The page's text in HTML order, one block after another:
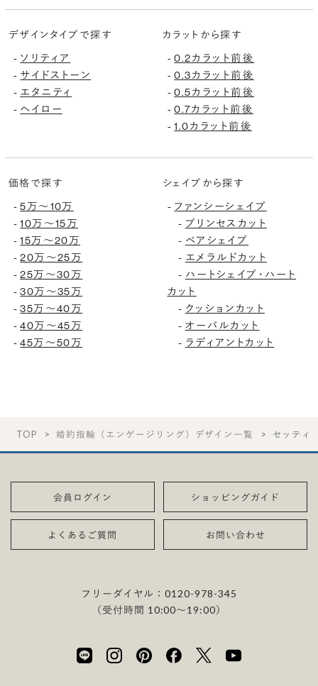
デザインタイプで探す
- ソリティア
- サイドストーン
- エタニティ
- ヘイロー
カラットから探す
-0.2カラット前後
-0.3カラット前後
-0.5カラット前後
-0.7カラット前後
-1.0カラット前後
価格で探す
-5万〜10万
-10万〜15万
-15万〜20万
-20万〜25万
-25万〜30万
-30万〜35万
-35万〜40万
-40万〜45万
-45万〜50万
シェイプから探す
- ファンシーシェイプ
- プリンセスカット
- ペアシェイプ
- エメラルドカット
- ハートシェイプ・ハート
カット
- クッションカット
- オーバルカット
- ラディアントカット
TOP 婚約指輪（エンゲージリング）デザイン一覧 セッティ
会員ログイン ショッピングガイド
よくあるご質問 お問い合わせ
フリーダイヤル：0120-978-345
（受付時間 10:00〜19:00）